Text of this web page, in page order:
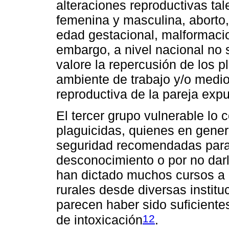
alteraciones reproductivas
femenina y masculina,
edad gestacional,
embargo, a nivel nacional no
valore la repercusión de los
ambiente de trabajo y/o
reproductiva de la pareja
El tercer grupo vulnerable lo
plaguicidas, quienes en
seguridad recomendadas
desconocimiento o por no
han dictado muchos cursos
rurales desde diversas
parecen haber sido
de intoxicación12.